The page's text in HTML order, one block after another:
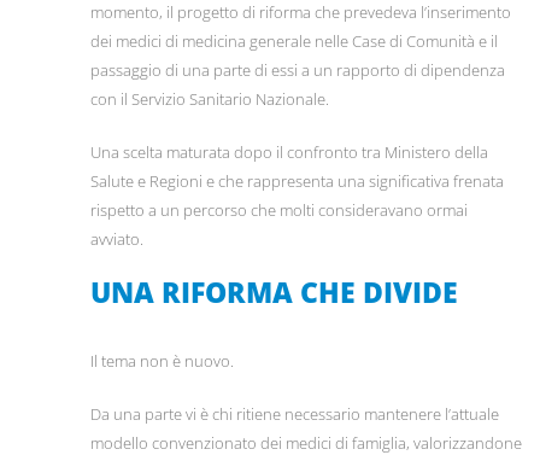
momento, il progetto di riforma che prevedeva l’inserimento
dei medici di medicina generale nelle Case di Comunità e il
passaggio di una parte di essi a un rapporto di dipendenza
con il Servizio Sanitario Nazionale.
Una scelta maturata dopo il confronto tra Ministero della
Salute e Regioni e che rappresenta una significativa frenata
rispetto a un percorso che molti consideravano ormai
avviato.
UNA RIFORMA CHE DIVIDE
Il tema non è nuovo.
Da una parte vi è chi ritiene necessario mantenere l’attuale
modello convenzionato dei medici di famiglia, valorizzandone